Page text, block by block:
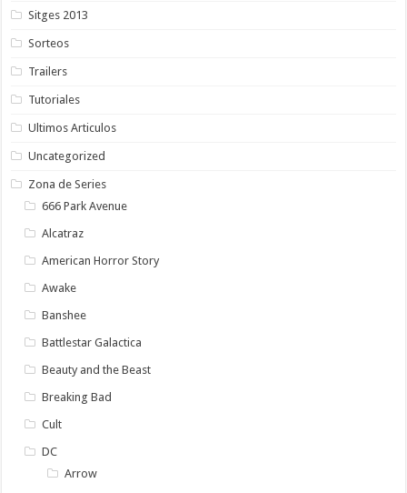
Sitges 2013
Sorteos
Trailers
Tutoriales
Ultimos Articulos
Uncategorized
Zona de Series
666 Park Avenue
Alcatraz
American Horror Story
Awake
Banshee
Battlestar Galactica
Beauty and the Beast
Breaking Bad
Cult
DC
Arrow